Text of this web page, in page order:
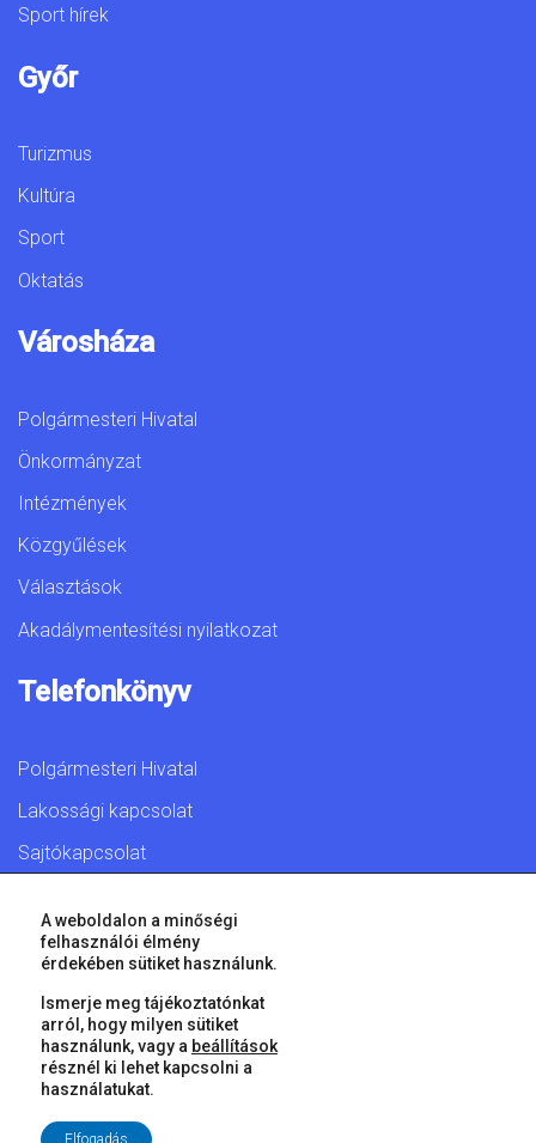
Sport hírek
Győr
Turizmus
Kultúra
Sport
Oktatás
Városháza
Polgármesteri Hivatal
Önkormányzat
Intézmények
Közgyűlések
Választások
Akadálymentesítési nyilatkozat
Telefonkönyv
Polgármesteri Hivatal
Lakossági kapcsolat
Sajtókapcsolat
© 2026 Győr Megyei Jogú Város • Minden jog fenntartva!
A weboldalon a minőségi
felhasználói élmény
érdekében sütiket használunk.
Ismerje meg tájékoztatónkat
arról, hogy milyen sütiket
használunk, vagy a beállítások
résznél ki lehet kapcsolni a
használatukat.
Elfogadás